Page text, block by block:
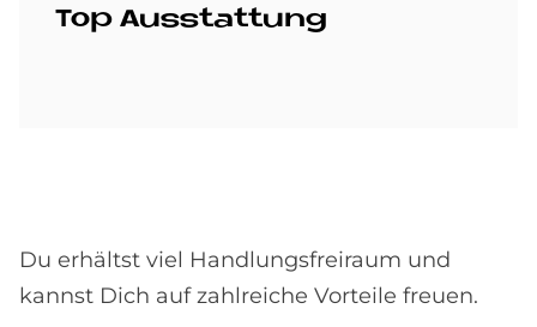
Top Aus­stat­tung
Du erhältst viel Handlungsfreiraum und
kannst Dich auf zahlreiche Vorteile freuen.